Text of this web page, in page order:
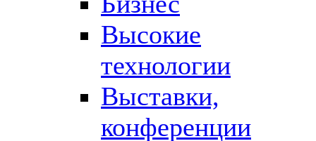
Высокие
технологии
Выставки,
конференции